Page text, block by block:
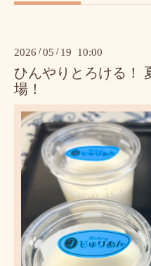
2026 /05 / 19 10:00
ひんやりとろける！
場！